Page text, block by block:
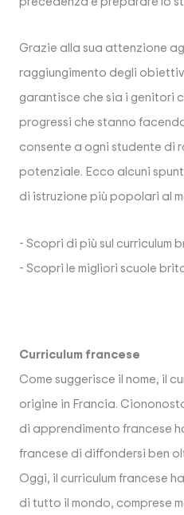
Grazie alla sua attenzione
raggiungimento degli
garantisce che sia i genitori
progressi che stanno
consente a ogni studente di
potenziale. Ecco alcuni
di istruzione più popolari al
- Scopri di più sul curriculum
- Scopri le migliori scuole
Curriculum francese
Come suggerisce il nome, il
origine in Francia.
di apprendimento francese
francese di diffondersi ben
Oggi, il curriculum francese
di tutto il mondo, comprese